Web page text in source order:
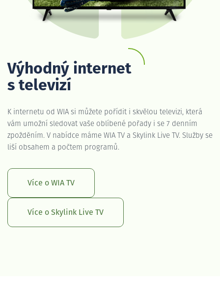
Výhodný internet
s televizí
K internetu od WIA si můžete pořídit i skvělou televizi, která
vám umožní sledovat vaše oblíbené pořady i se 7 denním
zpožděním. V nabídce máme WIA TV a Skylink Live TV. Služby se
liší obsahem a počtem programů.
Více o WIA TV
Více o Skylink Live TV